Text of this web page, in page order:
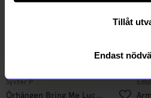
Tillåt
Endast
Syster P
Örhängen Bring Me Luck Silver